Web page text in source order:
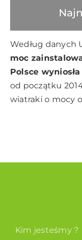
Według danych
moc
Polsce
od początku
wiatraki o mocy
Kim jesteśmy ?